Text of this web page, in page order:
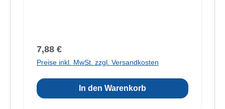
Regulärer Preis:
7,88 €
Preise inkl. MwSt. zzgl. Versandkosten
In den Warenkorb